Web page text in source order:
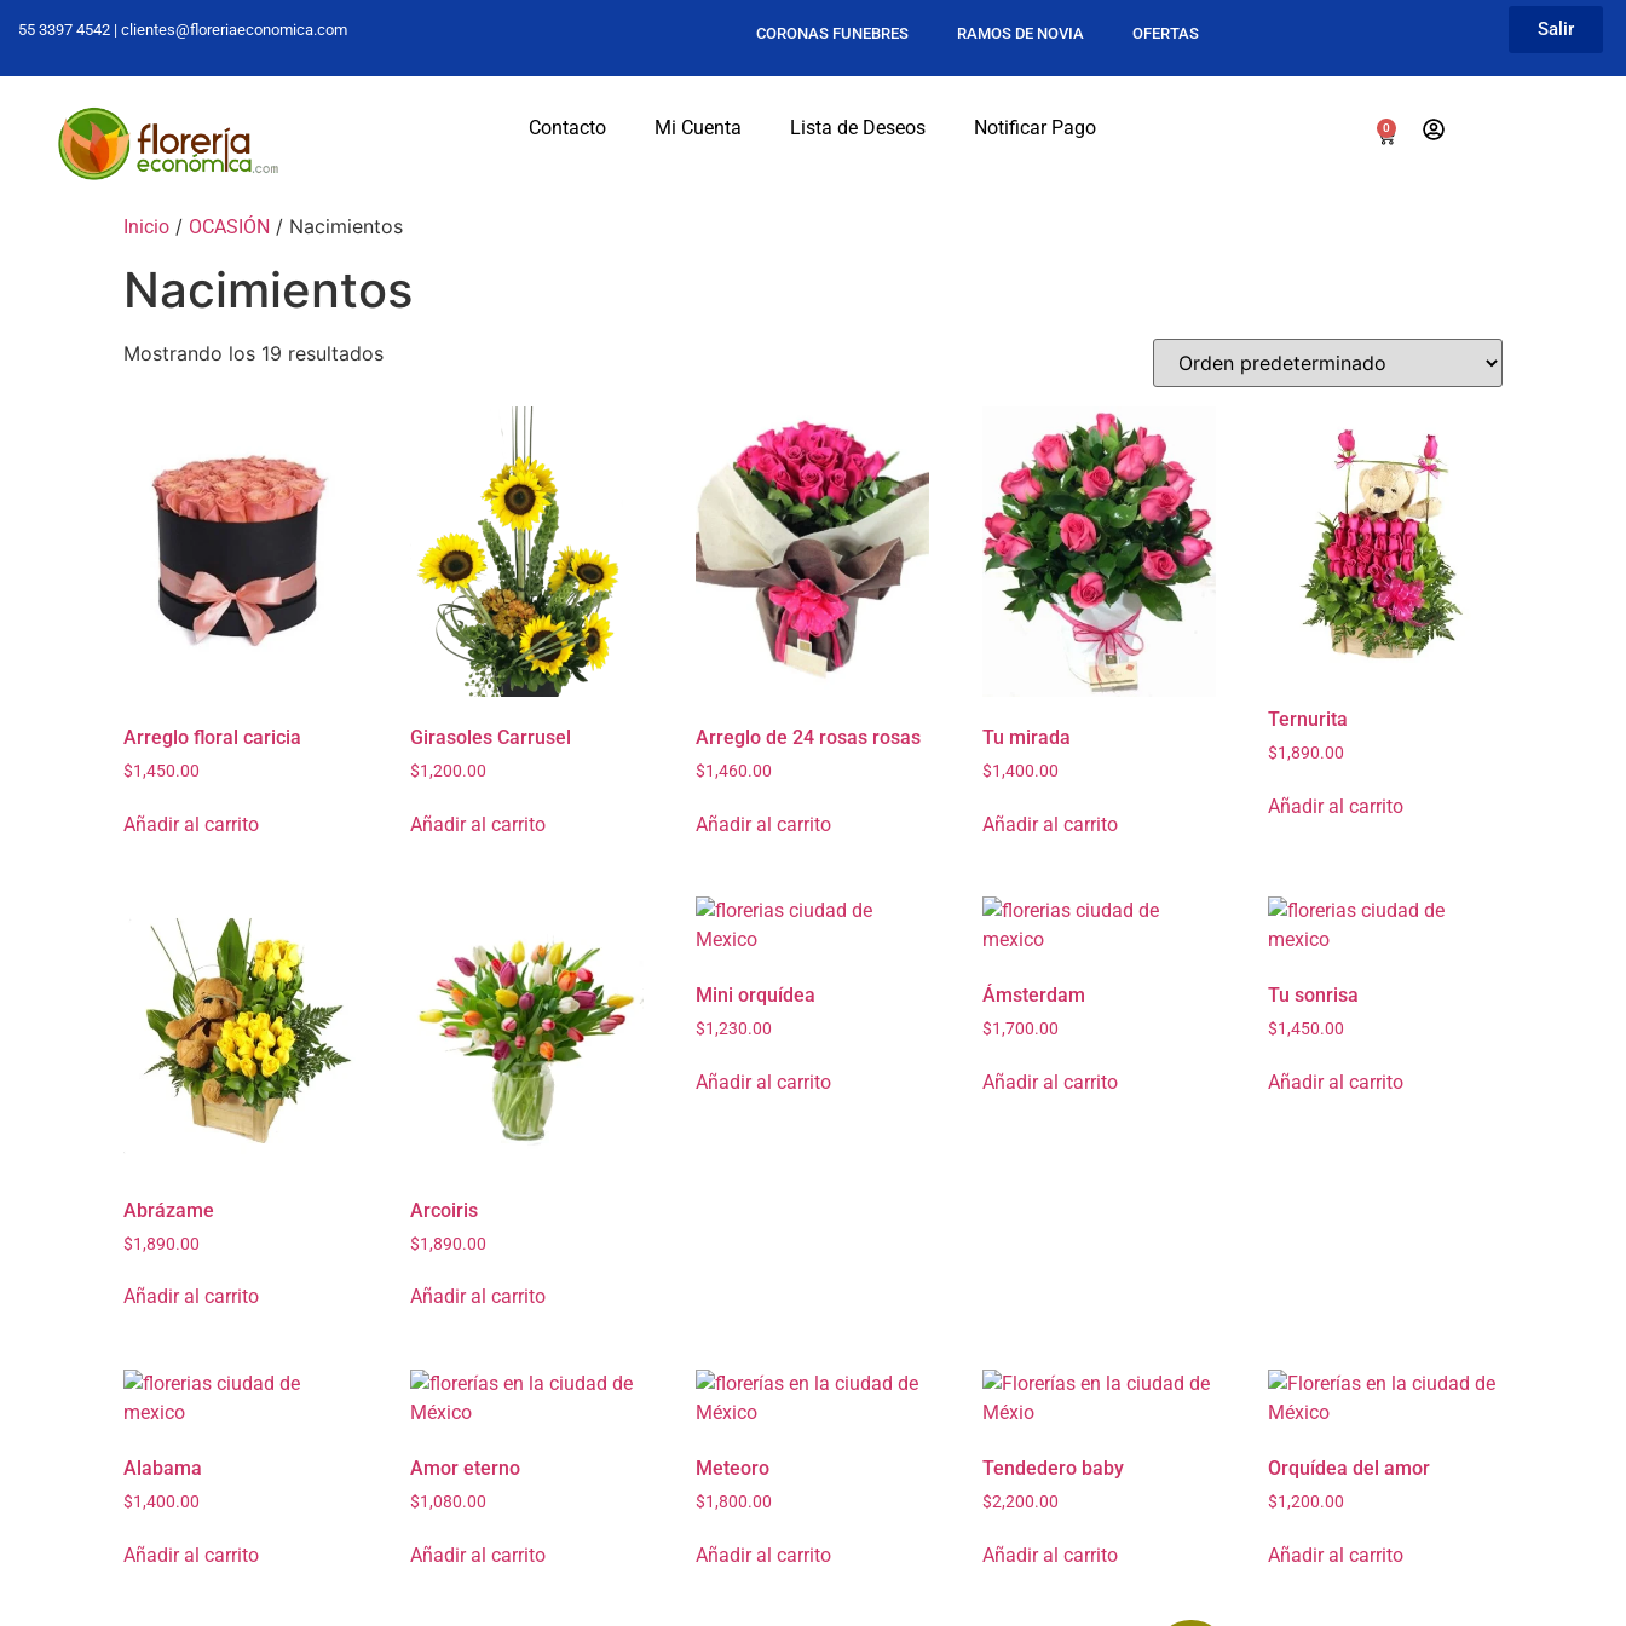
55 3397 4542 | clientes@floreriaeconomica.com CORONAS FUNEBRES RAMOS DE NOVIA OFERTAS Salir
Contacto Mi Cuenta Lista de Deseos Notificar Pago 0
Inicio / OCASIÓN / Nacimientos
Nacimientos
Mostrando los 19 resultados
Arreglo floral caricia
$1,450.00
Añadir al carrito
Girasoles Carrusel
$1,200.00
Añadir al carrito
Arreglo de 24 rosas rosas
$1,460.00
Añadir al carrito
Tu mirada
$1,400.00
Añadir al carrito
Ternurita
$1,890.00
Añadir al carrito
Abrázame
$1,890.00
Añadir al carrito
Arcoiris
$1,890.00
Añadir al carrito
Mini orquídea
$1,230.00
Añadir al carrito
Ámsterdam
$1,700.00
Añadir al carrito
Tu sonrisa
$1,450.00
Añadir al carrito
Alabama
$1,400.00
Añadir al carrito
Amor eterno
$1,080.00
Añadir al carrito
Meteoro
$1,800.00
Añadir al carrito
Tendedero baby
$2,200.00
Añadir al carrito
Orquídea del amor
$1,200.00
Añadir al carrito